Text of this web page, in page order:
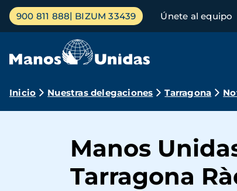
Pasar
contenido
Menú
principal
900 811 888 BIZUM 33439 Únete al equipo
Ruta
navegación
Inicio Nuestras delegaciones Tarragona
Manos
Tarragona